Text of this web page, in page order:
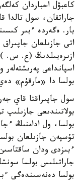
كاعبۋل احباردان
جاراتقان، سول تالدا
اتى جازىلعان
ازىرەيىلدىڭ (ع. س. )
بولسا دا «مارقۇم»
سول جاپىراقتا قاي
بولاتىندىعى جازىلىپ
بولسا، ول ادامنىڭ
تۇسپەن جازىلعان
ءبىزدى ودان
جاراتىلىس بولسا
بولسا دەنەسىندەگى